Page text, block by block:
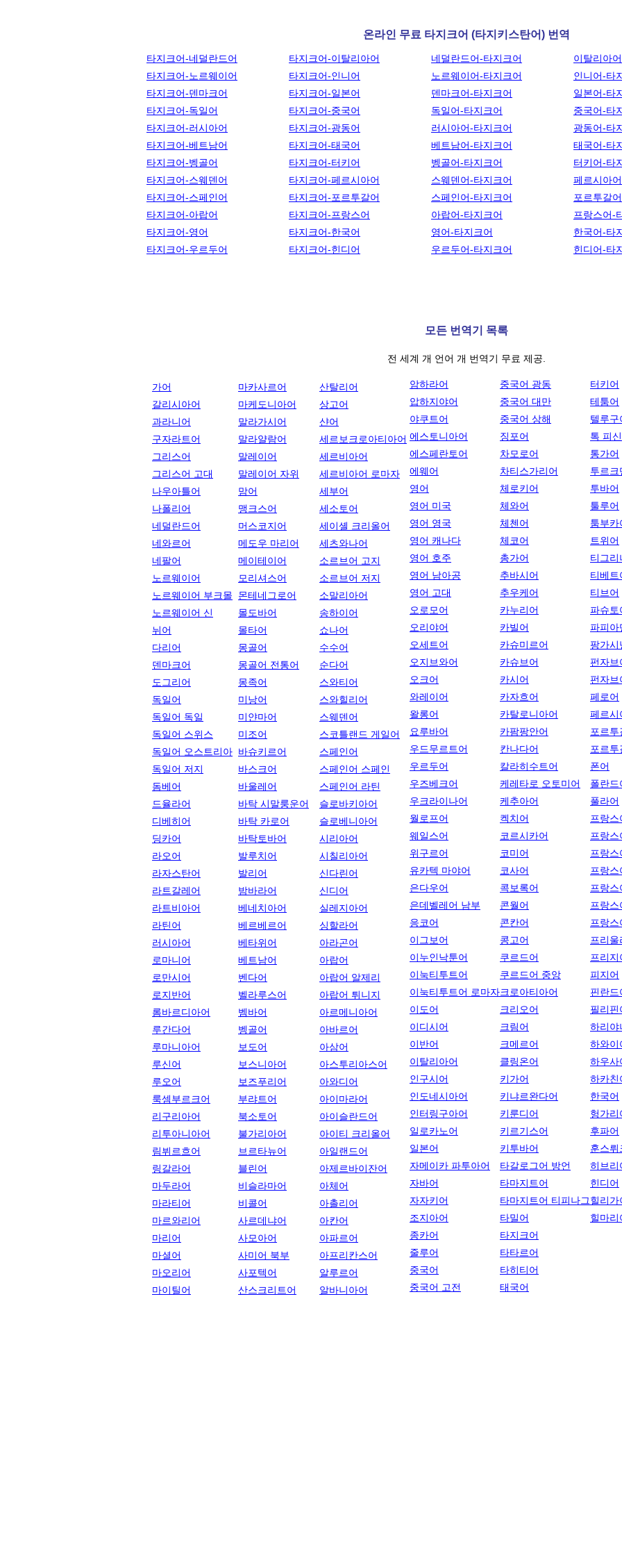
온라인 무료 타지크어 (타지키스탄어) 번역
타지크어-네덜란드어
타지크어-노르웨이어
타지크어-덴마크어
타지크어-독일어
타지크어-러시아어
타지크어-베트남어
타지크어-벵골어
타지크어-스웨덴어
타지크어-스페인어
타지크어-아랍어
타지크어-영어
타지크어-우르두어
타지크어-이탈리아어
타지크어-인니어
타지크어-일본어
타지크어-중국어
타지크어-광동어
타지크어-태국어
타지크어-터키어
타지크어-페르시아어
타지크어-포르투갈어
타지크어-프랑스어
타지크어-한국어
타지크어-힌디어
네덜란드어-타지크어
노르웨이어-타지크어
덴마크어-타지크어
독일어-타지크어
러시아어-타지크어
베트남어-타지크어
벵골어-타지크어
스웨덴어-타지크어
스페인어-타지크어
아랍어-타지크어
영어-타지크어
우르두어-타지크어
이탈리아
인니어-타
일본어-타
중국어-타
광동어-타
태국어-타
터키어-타
페르시아
포르투갈
프랑스어-
한국어-타
힌디어-타
모든 번역기 목록
전 세계 개 언어 개 번역기 무료 제공.
가어
갈리시아어
과라니어
구자라트어
그리스어
그리스어 고대
나우아틀어
나폴리어
네덜란드어
네와르어
네팔어
노르웨이어
노르웨이어 부크몰
노르웨이어 신
뉘어
다리어
덴마크어
도그리어
독일어
독일어 독일
독일어 스위스
독일어 오스트리아
독일어 저지
돔베어
드율라어
디베히어
딩카어
라오어
라자스탄어
라트갈레어
라트비아어
라틴어
러시아어
로마니어
로만시어
로지반어
롬바르디아어
루간다어
루마니아어
루신어
루오어
룩셈부르크어
리구리아어
리투아니아어
림뷔르흐어
링갈라어
마두라어
마라티어
마르와리어
마리어
마셜어
마오리어
마이틸어
마카사르어
마케도니아어
말라가시어
말라얄람어
말레이어
말레이어 자위
맘어
맹크스어
머스코지어
메도우 마리어
메이테이어
모리셔스어
몬테네그로어
몰도바어
몰타어
몽골어
몽골어 전통어
몽족어
미낭어
미얀마어
미조어
바슈키르어
바스크어
바울레어
바탁 시말룽운어
바탁 카로어
바탁토바어
발루치어
발리어
밤바라어
베네치아어
베르베르어
베타위어
베트남어
벤다어
벨라루스어
벰바어
벵골어
보도어
보스니아어
보즈푸리어
부랴트어
북소토어
불가리아어
브르타뉴어
블린어
비슬라마어
비콜어
사르데냐어
사모아어
사미어 북부
사포텍어
산스크리트어
산탈리어
상고어
샨어
세르보크로아티아어
세르비아어
세르비아어 로마자
세부어
세소토어
세이셸 크리올어
세츠와나어
소르브어 고지
소르브어 저지
소말리아어
송하이어
쇼나어
수수어
순다어
스와티어
스와힐리어
스웨덴어
스코틀랜드 게일어
스페인어
스페인어 스페인
스페인어 라틴
슬로바키아어
슬로베니아어
시리아어
시칠리아어
신다린어
신디어
실레지아어
싱할라어
아라곤어
아랍어
아랍어 알제리
아랍어 튀니지
아르메니아어
아바르어
아삼어
아스투리아스어
아와디어
아이마라어
아이슬란드어
아이티 크리올어
아일랜드어
아제르바이잔어
아체어
아촐리어
아칸어
아파르어
아프리칸스어
알루르어
알바니아어
암하라어
압하지야어
야쿠트어
에스토니아어
에스페란토어
에웨어
영어
영어 미국
영어 영국
영어 캐나다
영어 호주
영어 남아공
영어 고대
오로모어
오리야어
오세트어
오지브와어
오크어
와레이어
왈롱어
요루바어
우드무르트어
우르두어
우즈베크어
우크라이나어
월로프어
웨일스어
위구르어
유카텍 마야어
은다우어
은데벨레어 남부
응코어
이그보어
이누인낙툰어
이눅티투트어
이눅티투트어 로마자
이도어
이디시어
이반어
이탈리아어
인구시어
인도네시아어
인터링구아어
일로카노어
일본어
자메이카 파투아어
자바어
자자키어
조지아어
종카어
줄루어
중국어
중국어 고전
중국어 광동
중국어 대만
중국어 상해
징포어
차모로어
차티스가리어
체로키어
체와어
체첸어
체코어
총가어
추바시어
추우케어
카누리어
카빌어
카슈미르어
카슈브어
카시어
카자흐어
카탈로니아어
카팜팡안어
칸나다어
칼라히수트어
케레타로 오토미어
케추아어
켁치어
코르시카어
코미어
코사어
콕보록어
콘월어
콘칸어
콩고어
쿠르드어
쿠르드어 중앙
크로아티아어
크리오어
크림어
크메르어
클링온어
키가어
키냐르완다어
키룬디어
키르기스어
키투바어
타갈로그어 방언
타마지트어
타마지트어 티피나그
타밀어
타지크어
타타르어
타히티어
태국어
터키어
테툼어
텔루구
톡 피
통가어
투르크
투바어
툴루어
툼부카
트위어
티그리
티베트
티브어
파슈토
파피아
팡가시
펀자브
펀자브
페로어
페르시
포르투
포르투
폰어
폴란드
풀라어
프랑스
프랑스
프랑스
프랑
프랑
프랑
프랑스
프리울
프리지
피지어
핀란드
필리핀
하리야
하와이
하우사
하카친
한국어
헝가리
후파어
훈스뤼
히브리
힌디어
힐리가
힐마리